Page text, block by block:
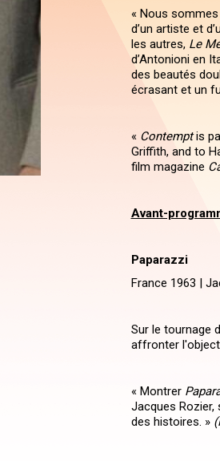
« Nous
d’un artiste et
les autres, Le
d’Antonioni en
des beautés
écrasant et un
« Contemptis
Griffith, and to
film magazine
Avant-
Paparazzi
France 1963 |
Sur le tournage
affronter
« Montrer
Jacques
des histoires. »